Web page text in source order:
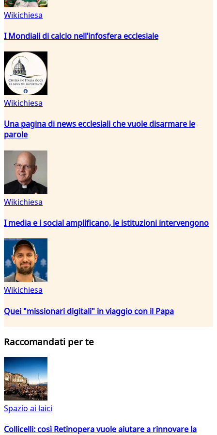
Wikichiesa
I Mondiali di calcio nell’infosfera ecclesiale
Wikichiesa
Una pagina di news ecclesiali che vuole disarmare le
parole
Wikichiesa
I media e i social amplificano, le istituzioni intervengono
Wikichiesa
Quei "missionari digitali" in viaggio con il Papa
Raccomandati per te
Spazio ai laici
Collicelli: così Retinopera vuole aiutare a rinnovare la